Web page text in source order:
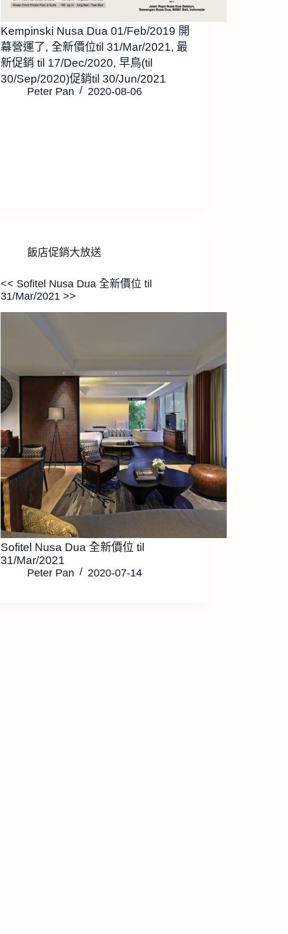
Kempinski Nusa Dua 01/Feb/2019 開
幕營運了, 全新價位til 31/Mar/2021, 最
新促銷 til 17/Dec/2020, 早鳥(til
30/Sep/2020)促銷til 30/Jun/2021
Peter Pan 2020-08-06
飯店促銷大放送
<< Sofitel Nusa Dua 全新價位 til
31/Mar/2021 >>
Sofitel Nusa Dua 全新價位 til
31/Mar/2021
Peter Pan 2020-07-14